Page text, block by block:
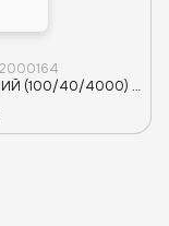
Ніж ЧОРНИЙ (100/40/4000) TR